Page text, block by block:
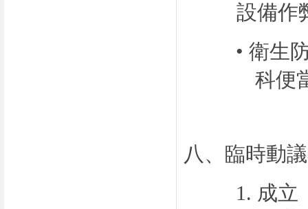
設備作
• 衛生
科便
八、臨時動
1. 成立